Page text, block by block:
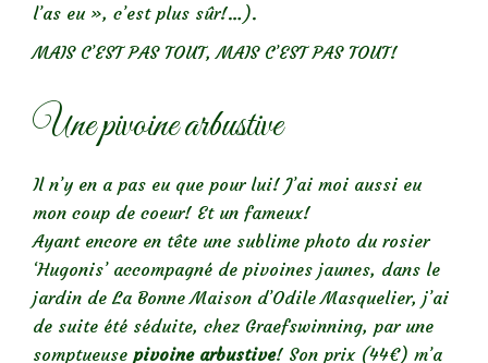
l’as eu », c’est plus sûr!…).
MAIS C’EST PAS TOUT, MAIS C’EST PAS TOUT!
Une pivoine arbustive
Il n’y en a pas eu que pour lui! J’ai moi aussi eu
mon coup de coeur! Et un fameux!
Ayant encore en tête une sublime photo du rosier
‘Hugonis’ accompagné de pivoines jaunes, dans le
jardin de La Bonne Maison d’Odile Masquelier, j’ai
de suite été séduite, chez Graefswinning, par une
somptueuse pivoine arbustive! Son prix (44€) m’a